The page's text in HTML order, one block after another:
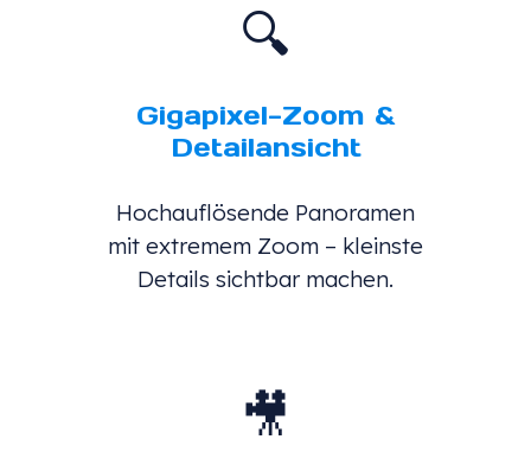
🔍
Gigapixel-Zoom &
Detailansicht
Hochauflösende Panoramen
mit extremem Zoom – kleinste
Details sichtbar machen.
🎥